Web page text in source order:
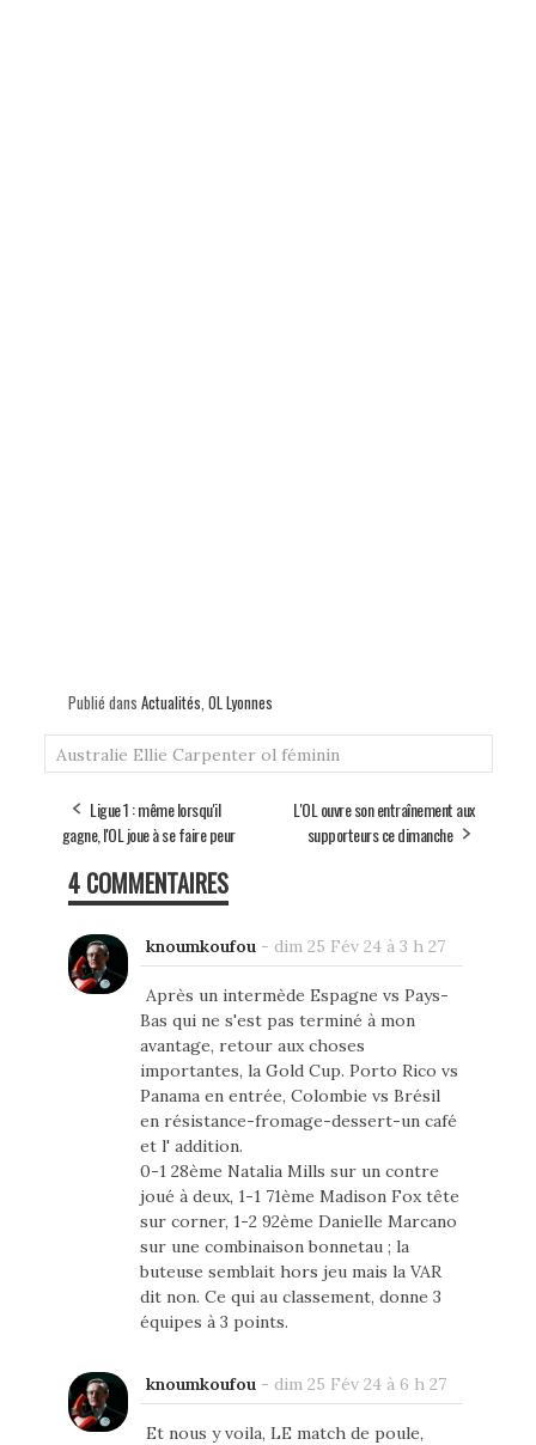
Publié dans Actualités OL Lyonnes
Australie Ellie Carpenter ol féminin
Ligue 1 : même lorsqu'il
gagne, l'OL joue à se faire peur
L'OL ouvre son entraînement aux
supporteurs ce dimanche
4 COMMENTAIRES
knoumkoufou - dim 25 Fév 24 à 3 h 27
Après un intermède Espagne vs Pays-
Bas qui ne s'est pas terminé à mon
avantage, retour aux choses
importantes, la Gold Cup. Porto Rico vs
Panama en entrée, Colombie vs Brésil
en résistance-fromage-dessert-un café
et l' addition.
0-1 28ème Natalia Mills sur un contre
joué à deux, 1-1 71ème Madison Fox tête
sur corner, 1-2 92ème Danielle Marcano
sur une combinaison bonnetau ; la
buteuse semblait hors jeu mais la VAR
dit non. Ce qui au classement, donne 3
équipes à 3 points.
knoumkoufou - dim 25 Fév 24 à 6 h 27
Et nous y voila, LE match de poule,